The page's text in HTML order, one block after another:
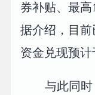
券补贴、最高
据介绍，目前
资金兑现预计
与此同